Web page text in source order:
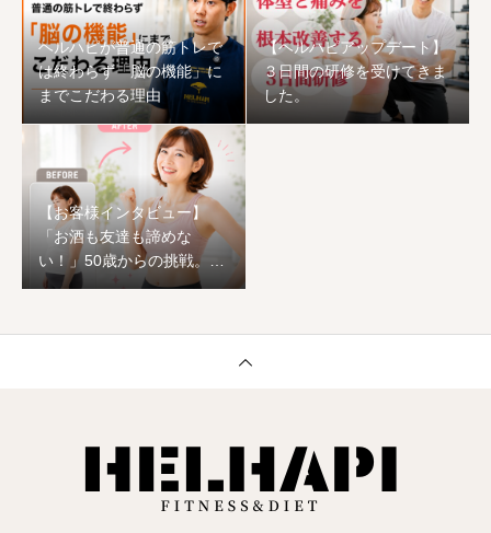
ヘルハピが普通の筋トレで
は終わらず「脳の機能」に
までこだわる理由
【ヘルハピアップデート】
３日間の研修を受けてきま
した。
【お客様インタビュー】
「お酒も友達も諦めな
い！」50歳からの挑戦。1
ヶ月でワンサイズ下の服が
まれ変わった恵子様のスト